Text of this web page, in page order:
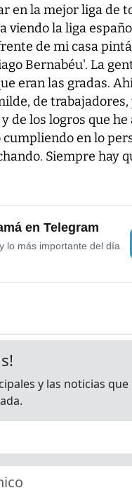
en la mejor liga de
viendo la liga
de mi casa
Bernabéu'. La
eran las gradas.
de
de los logros que
en lo
Siempre hay
en Telegram
lo más importante del día